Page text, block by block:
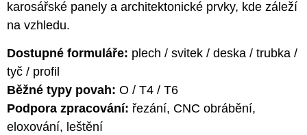
karosářské panely a architektonické prvky, kde záleží
na vzhledu.
Dostupné formuláře: plech / svitek / deska / trubka /
tyč / profil
Běžné typy povah: O / T4 / T6
Podpora zpracování: řezání, CNC obrábění,
eloxování, leštění